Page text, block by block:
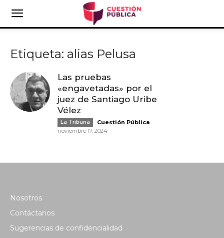
Etiqueta: alias Pelusa
Las pruebas
«engavetadas» por el
juez de Santiago Uribe
Vélez
La Tribuna Cuestión Pública -
noviembre 17, 2024
Nosotros
Contáctanos
Sugerencias de confidencialidad